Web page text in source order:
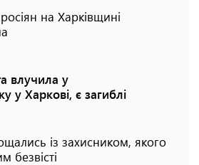
на Харківщині
влучила у
у Харкові, є загиблі
із захисником, якого
безвісті